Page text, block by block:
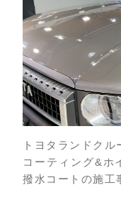
トヨタランドクル
コーティング&ホ
撥水コートの施工